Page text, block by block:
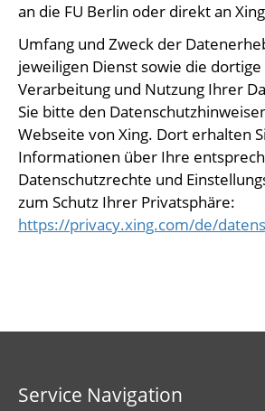
an die FU Berlin oder direkt an
Umfang und Zweck der
jeweiligen Dienst sowie die
Verarbeitung und Nutzung Ihrer
Sie bitte den
Webseite von Xing. Dort erhalten
Informationen über Ihre
Datenschutzrechte und
zum Schutz Ihrer Privatsphäre:
https://privacy.xing.com/de/
Service Navigation